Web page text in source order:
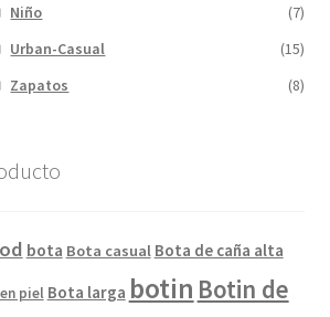
Niño
(7)
Urban-Casual
(15)
Zapatos
(8)
bota Bota casual Bota de caña alta
piel Bota larga botin Botin de